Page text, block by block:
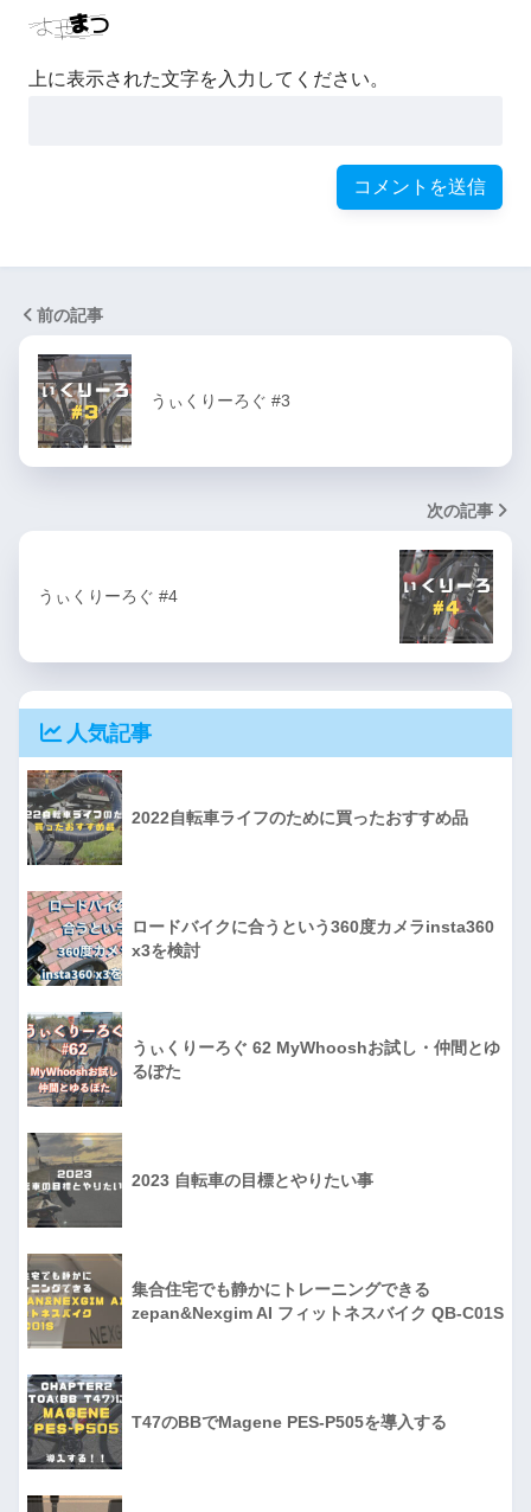
上に表示された文字を入力してください。
前の記事
うぃくりーろぐ #3
次の記事
うぃくりーろぐ #4
人気記事
2022自転車ライフのために買ったおすすめ品
ロードバイクに合うという360度カメラinsta360
x3を検討
うぃくりーろぐ 62 MyWhooshお試し・仲間とゆ
るぽた
2023 自転車の目標とやりたい事
集合住宅でも静かにトレーニングできる
zepan&Nexgim AI フィットネスバイク QB-C01S
T47のBBでMagene PES-P505を導入する